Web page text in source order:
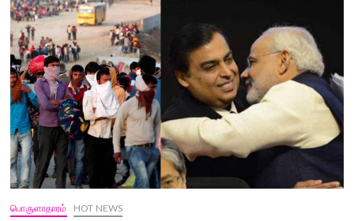
வாடிக்கையாளர்களை
இழந்துள்ள
ஜியோ
நிறுவனம்
பொருளாதாரம் HOT NEWS